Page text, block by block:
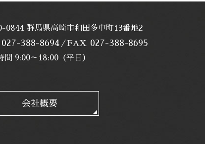
0844 群馬県高崎市和田多中町13番地2
027-388-8694 ／FAX 027-388-8695
間 9:00～18:00（平日）
会社概要